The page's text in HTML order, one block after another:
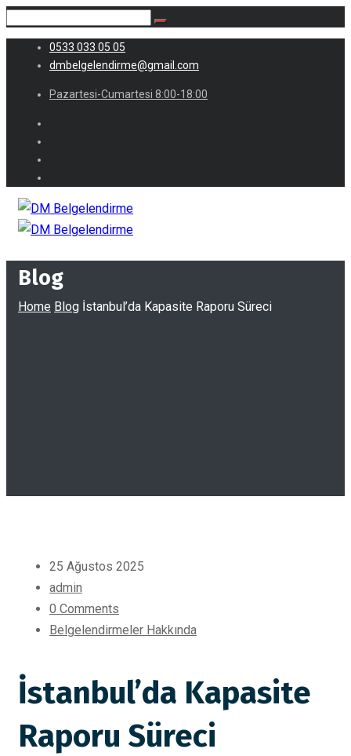
0533 033 05 05
dmbelgelendirme@gmail.com
Pazartesi-Cumartesi 8:00-18:00
Blog
Home Blog İstanbul’da Kapasite Raporu Süreci
25 Ağustos 2025
admin
0 Comments
Belgelendirmeler Hakkında
İstanbul’da Kapasite
Raporu Süreci